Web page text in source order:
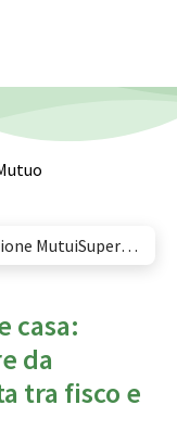
Redazione MutuiSupermarket
casa:
da
tra fisco e